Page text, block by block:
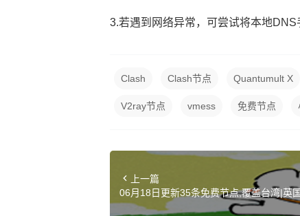
3.若遇到网络异常，可尝试将本地DNS
Clash Clash节点 Quantumult X
V2ray节点 vmess 免费节点
上一篇
06月18日更新35条免费节点,覆盖台湾|英
y|Clash订阅链接